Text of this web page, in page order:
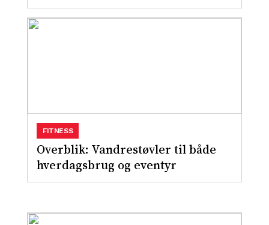
Overblik: Vandrestøvler til både
hverdagsbrug og eventyr
FITNESS